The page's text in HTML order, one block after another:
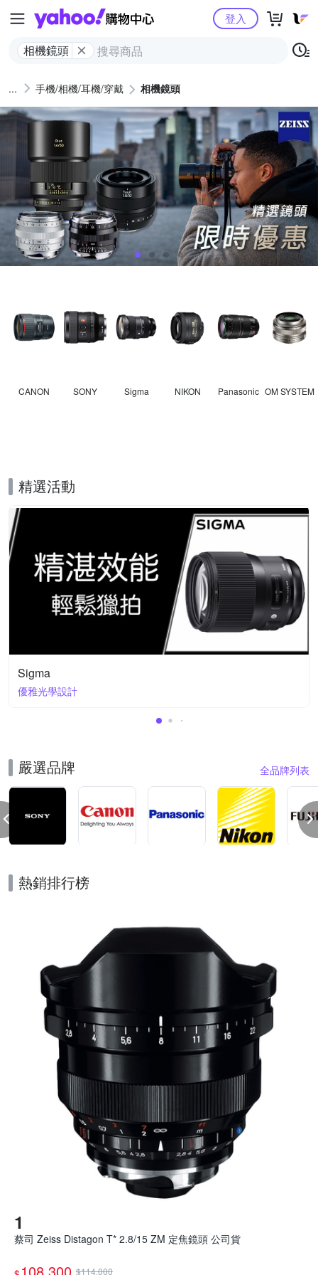
Yahoo購物中心
相機鏡頭
登入
手機/相機/耳機/穿戴 相機鏡頭
CANON SONY Sigma NIKON Panasonic OM SYSTEM
精選活動
Sigma
優雅光學設計
嚴選品牌 全品牌列表
熱銷排行榜
蔡司 Zeiss Distagon T* 2.8/15 ZM 定焦鏡頭 公司貨
$114,000